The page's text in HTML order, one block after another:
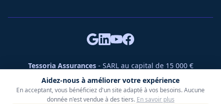
Aidez-nous à améliorer votre expérience
En acceptant, vous bénéficiez d'un site adapté à vos besoins. Aucune
donnée n'est vendue à des tiers. En savoir plus
Tessoria Assurances- SARL au capital de 15 000 €
ORIAS n° 25007309 - RCS 990 206 179 - Membre du réseau
360 Courtage
RC Pro : Klarity - Contrat n° CCOUK000785